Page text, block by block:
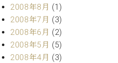
2008年8月 (1)
2008年7月 (3)
2008年6月 (2)
2008年5月 (5)
2008年4月 (3)